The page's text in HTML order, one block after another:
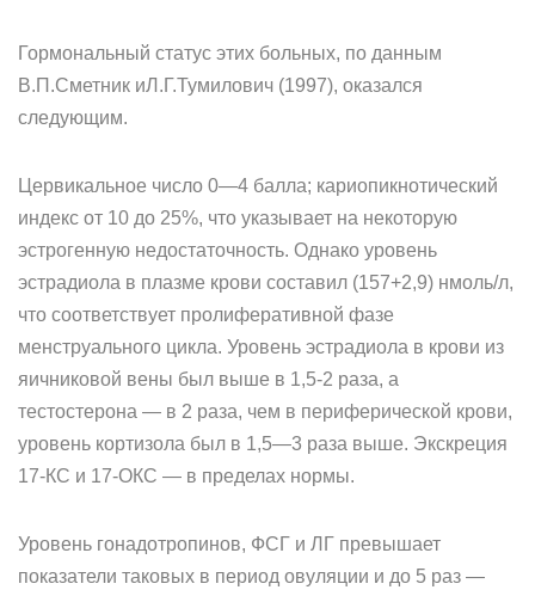
Гормональный статус этих больных, по данным
В.П.Сметник иЛ.Г.Тумилович (1997), оказался
следующим.
Цервикальное число 0—4 балла; кариопикнотический
индекс от 10 до 25%, что указывает на некоторую
эстрогенную недостаточ­ность. Однако уровень
эстрадиола в плазме крови составил (157+2,9) нмоль/л,
что соответствует пролиферативной фазе
менструального цикла. Уровень эстрадиола в крови из
яичниковой вены был выше в 1,5-2 раза, а
тестостерона — в 2 раза, чем в периферической крови,
уровень кортизола был в 1,5—3 раза выше. Экскреция
17-КС и 17-ОКС — в пределах нормы.
Уровень гонадотропинов, ФСГ и ЛГ превышает
показатели тако­вых в период овуляции и до 5 раз —